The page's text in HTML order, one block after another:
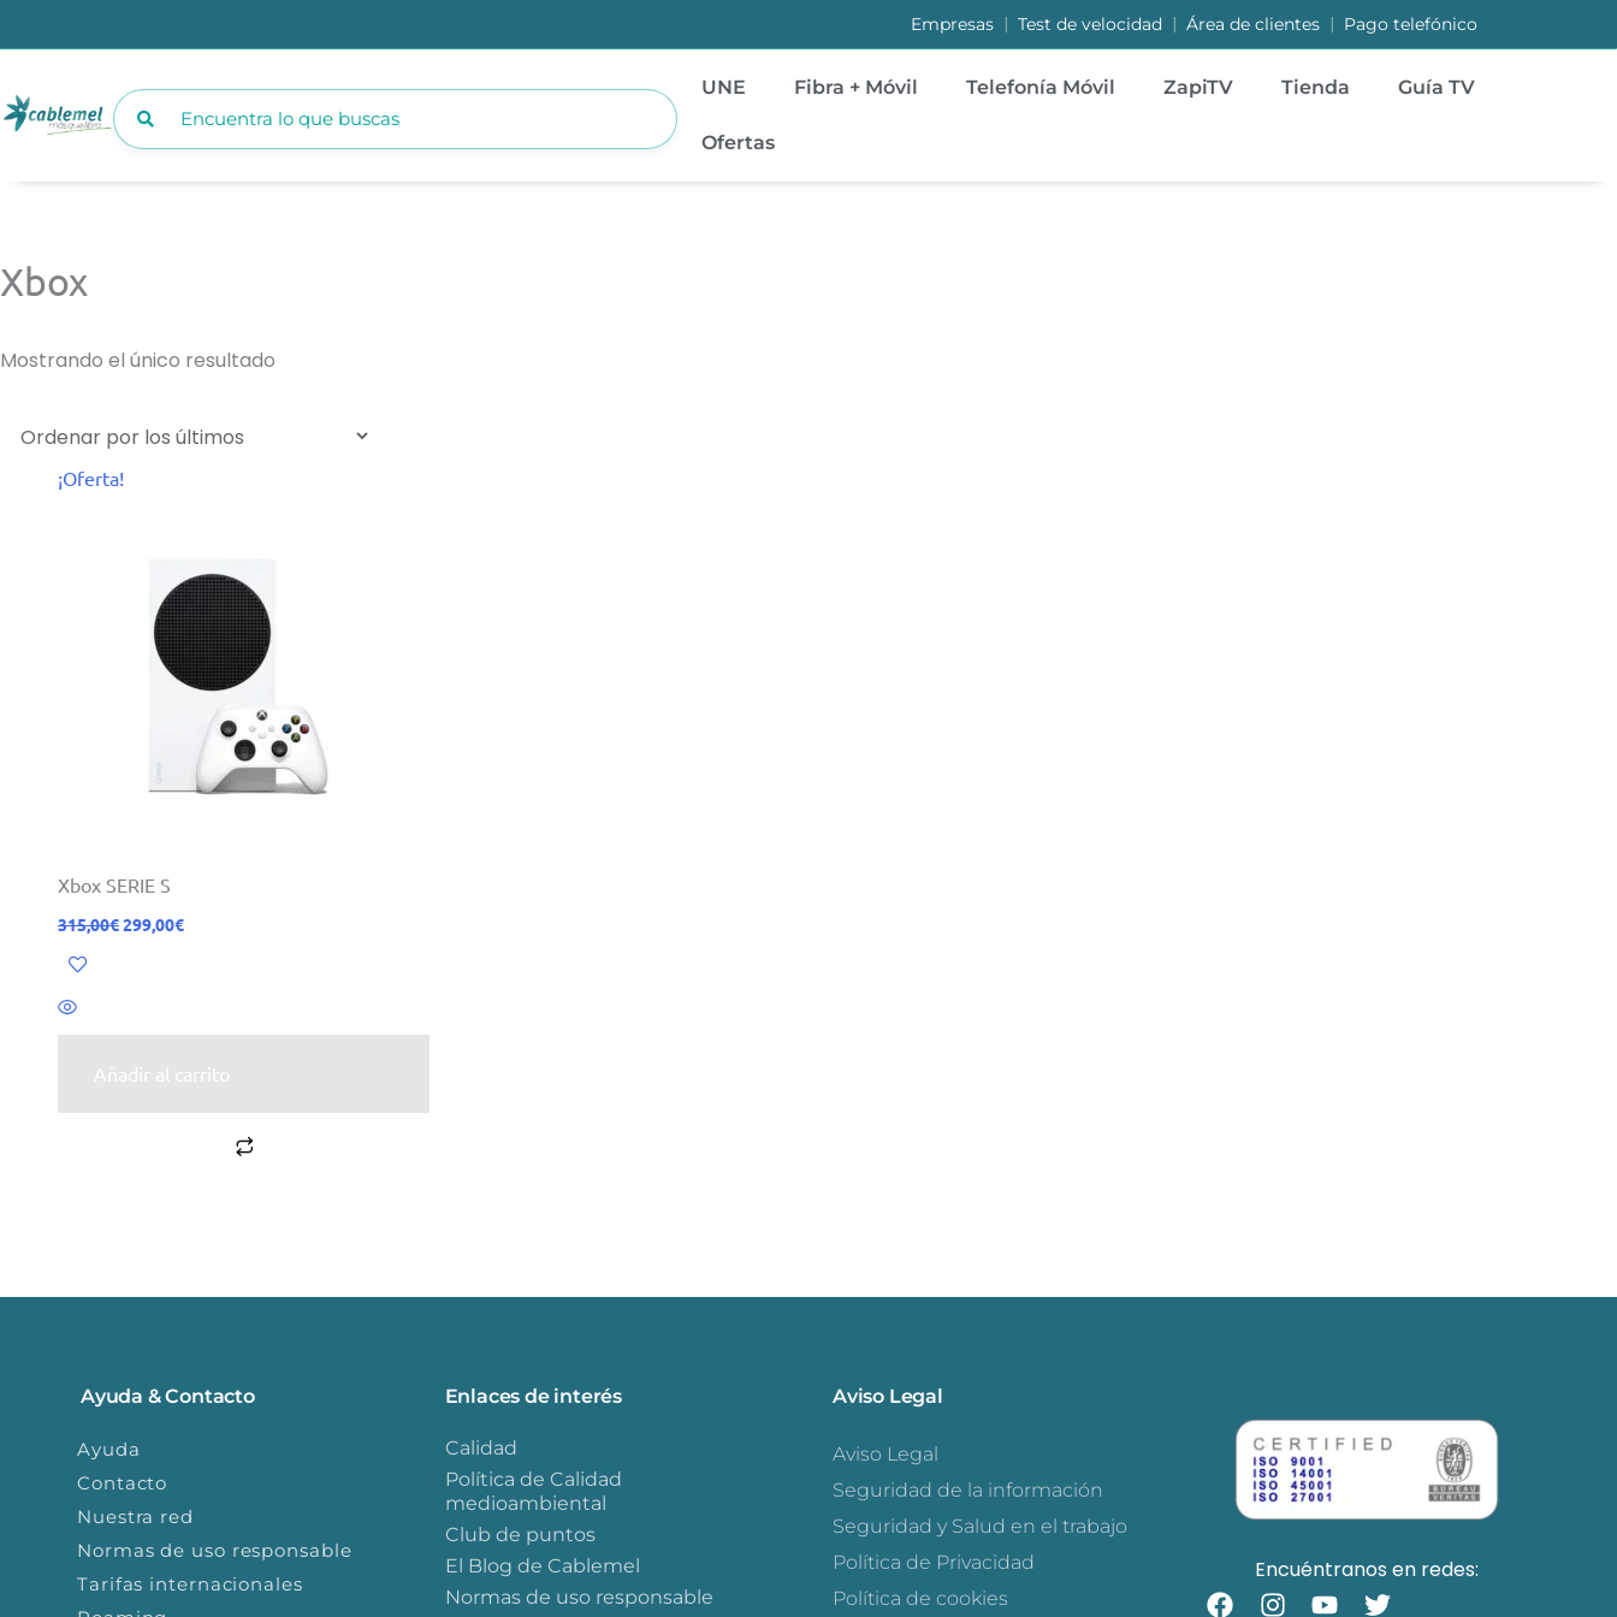
al
Empresas | Test de velocidad | Área de clientes | Pago telefónico
UNE Fibra + Móvil Telefonía Móvil ZapiTV Tienda Guía TV
Ofertas
Xbox
Mostrando el único resultado
¡Oferta!
Xbox SERIE S
315,00€
El
precio
299,00€
Añadir al carrito
Ayuda & Contacto
Ayuda
Contacto
Nuestra red
Normas de uso responsable
Tarifas internacionales
Enlaces de interés
Calidad
Política de Calidad
medioambiental
Club de puntos
El Blog de Cablemel
Normas de uso responsable
Aviso Legal
Aviso Legal
Seguridad de la información
Seguridad y Salud en el trabajo
Política de Privacidad
Política de cookies
Encuéntranos en redes:
F
I
Y
T